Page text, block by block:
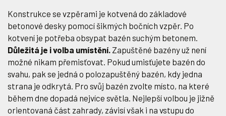
Konstrukce se vzpěrami je kotvená do základové
betonové desky pomocí šikmých bočních vzpěr. Po
kotvení je potřeba obsypat bazén suchým betonem.
Důležitá je i volba umístění. Zapuštěné bazény už není
možné nikam přemisťovat. Pokud umisťujete bazén do
svahu, pak se jedná o polozapuštěný bazén, kdy jedna
strana je odkrytá. Pro svůj bazén zvolte místo, na které
během dne dopadá nejvíce světla. Nejlepší volbou je jižně
orientovaná část zahrady, závisí však i na vstupu do